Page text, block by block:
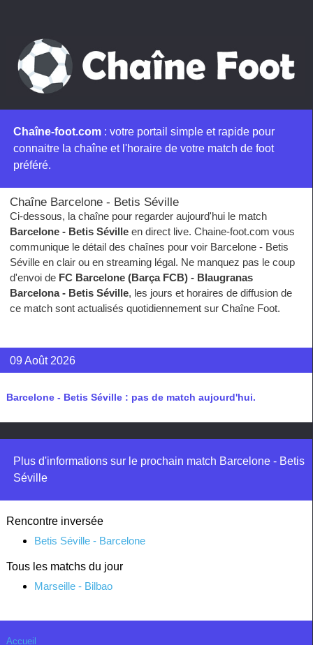
Chaîne-foot.com : votre portail simple et rapide pour
connaitre la chaîne et l'horaire de votre match de foot
préféré.
Chaîne Barcelone - Betis Séville
Ci-dessous, la chaîne pour regarder aujourd'hui le match
Barcelone - Betis Séville en direct live. Chaine-foot.com vous
communique le détail des chaînes pour voir Barcelone - Betis
Séville en clair ou en streaming légal. Ne manquez pas le coup
d'envoi de FC Barcelone (Barça FCB) - Blaugranas
Barcelona - Betis Séville, les jours et horaires de diffusion de
ce match sont actualisés quotidiennement sur Chaîne Foot.
09 Août 2026
Barcelone - Betis Séville : pas de match aujourd'hui.
Plus d'informations sur le prochain match Barcelone - Betis
Séville
Rencontre inversée
Betis Séville - Barcelone
Tous les matchs du jour
Marseille - Bilbao
Accueil